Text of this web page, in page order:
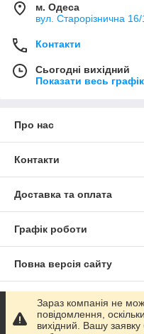
м. Одеса
вул. Старорізнична
Контакти
Сьогодні вихідний
Показати весь
Про нас
Контакти
Доставка та оплата
Графік роботи
Повна версія сайту
Сайт створено на
Зараз компанія не
повідомлення,
вихідний. Вашу